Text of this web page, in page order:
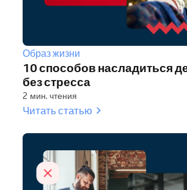
Образ жизни
10 способов насладиться
без стресса
2 мин. чтения
Читать статью